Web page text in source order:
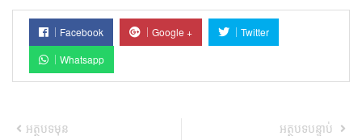
Facebook Google +
Twitter
Whatsapp
អត្ថបទមុន អត្ថបទបន្ទាប់